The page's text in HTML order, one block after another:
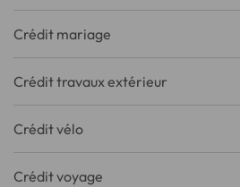
Crédit mariage
Crédit travaux extérieur
Crédit vélo
Crédit voyage